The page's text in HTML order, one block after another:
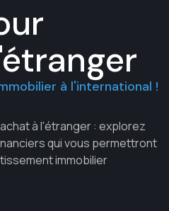
à l'international !
à l'étranger : explorez
qui vous permettront
immobilier